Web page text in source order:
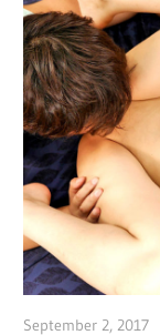
September 2, 2017